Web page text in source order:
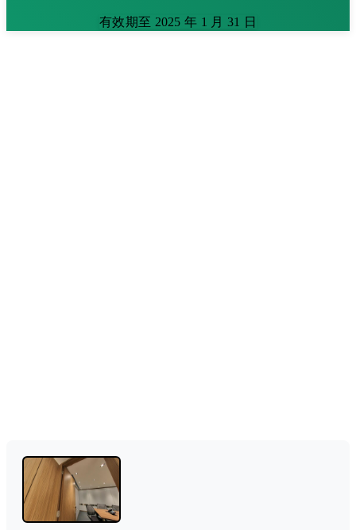
有效期至 2025 年 1 月 31 日